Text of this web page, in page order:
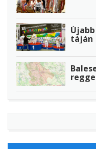
Újabb
táján